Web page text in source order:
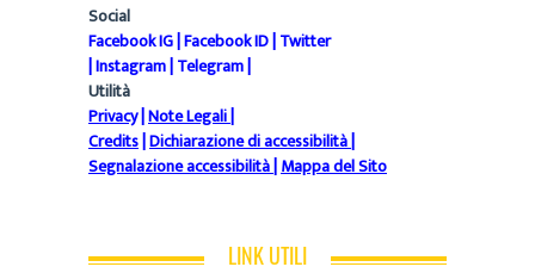
Social
Facebook IG|Facebook ID|Twitter
|Instagram|Telegram|
Utilità
Privacy|Note Legali|
Credits|Dichiarazione di accessibilità|
Segnalazione accessibilità|Mappa del Sito
LINK UTILI